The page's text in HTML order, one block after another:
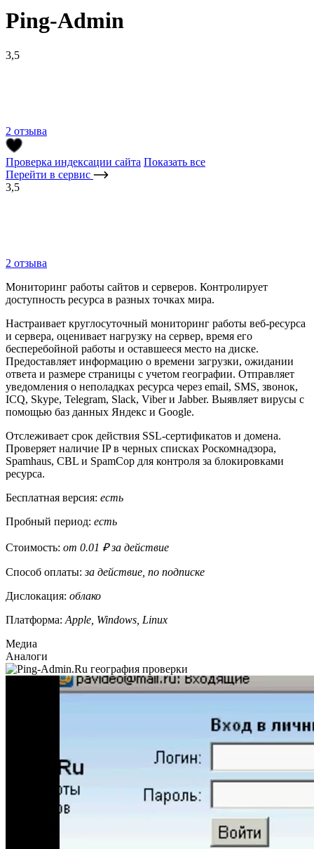
Ping-Admin
3,5
2 отзыва
Проверка индексации сайта Показать все
Перейти в сервис
3,5
2 отзыва
Мониторинг работы сайтов и серверов. Контролирует
доступность ресурса в разных точках мира.
Настраивает круглосуточный мониторинг работы веб-ресурса
и сервера, оценивает нагрузку на сервер, время его
бесперебойной работы и оставшееся место на диске.
Предоставляет информацию о времени загрузки, ожидании
ответа и размере страницы с учетом географии. Отправляет
уведомления о неполадках ресурса через email, SMS, звонок,
ICQ, Skype, Telegram, Slack, Viber и Jabber. Выявляет вирусы с
помощью баз данных Яндекс и Google.
Отслеживает срок действия SSL-сертификатов и домена.
Проверяет наличие IP в черных списках Роскомнадзора,
Spamhaus, CBL и SpamCop для контроля за блокировками
ресурса.
Бесплатная версия: есть
Пробный период: есть
Стоимость: от 0.01 ₽ за действие
Способ оплаты:за действие, по подписке
Дислокация: облако
Платформа: Apple, Windows, Linux
Медиа
Аналоги